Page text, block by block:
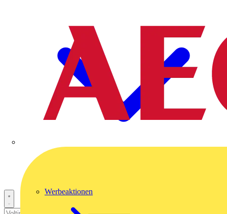
Werbeaktionen